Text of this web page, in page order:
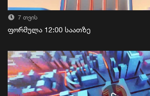
7 თვის
ფორმულა 12:00 საათზე